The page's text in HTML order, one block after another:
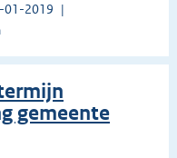
01-2019
gemeente